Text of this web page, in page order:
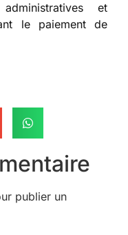
et
le paiement de
publier un